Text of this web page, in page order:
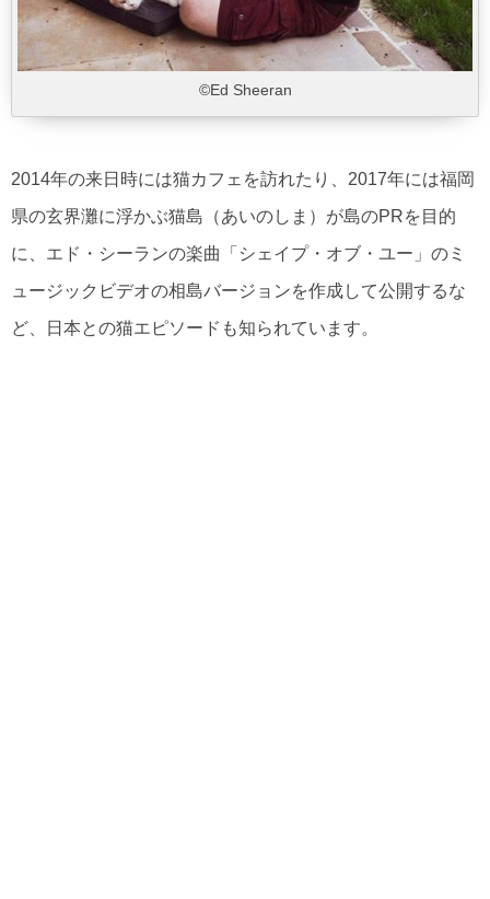
©Ed Sheeran
2014年の来日時には猫カフェを訪れたり、2017年には福岡
県の玄界灘に浮かぶ猫島（あいのしま）が島のPRを目的
に、エド・シーランの楽曲「シェイプ・オブ・ユー」のミ
ュージックビデオの相島バージョンを作成して公開するな
ど、日本との猫エピソードも知られています。